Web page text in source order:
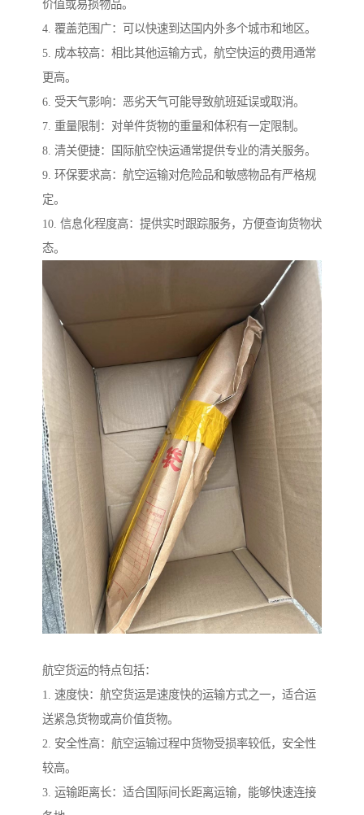
价值或易损物品。
4. 覆盖范围广：可以快速到达国内外多个城市和地区。
5. 成本较高：相比其他运输方式，航空快运的费用通常
更高。
6. 受天气影响：恶劣天气可能导致航班延误或取消。
7. 重量限制：对单件货物的重量和体积有一定限制。
8. 清关便捷：国际航空快运通常提供专业的清关服务。
9. 环保要求高：航空运输对危险品和敏感物品有严格规
定。
10. 信息化程度高：提供实时跟踪服务，方便查询货物状
态。
航空货运的特点包括：
1. 速度快：航空货运是速度快的运输方式之一，适合运
送紧急货物或高价值货物。
2. 安全性高：航空运输过程中货物受损率较低，安全性
较高。
3. 运输距离长：适合国际间长距离运输，能够快速连接